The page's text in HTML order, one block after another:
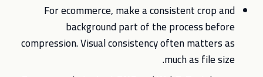
For ecommerce, make a consistent crop and
background part of the process before
compression. Visual consistency often matters as
much as file size.